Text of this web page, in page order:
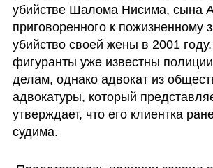
убийстве Шалома Нисима, сына
приговоренного к пожизненному
убийство своей жены в 2001
фигуранты уже известны
делам, однако адвокат из
адвокатуры, который
утверждает, что его клиентка
судима.